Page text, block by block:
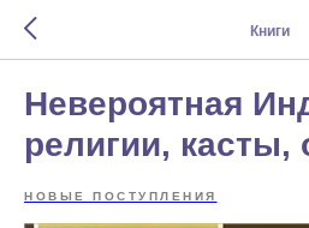
Книги
Невероятная
религии, касты,
НОВЫЕ ПОСТУПЛЕНИЯ